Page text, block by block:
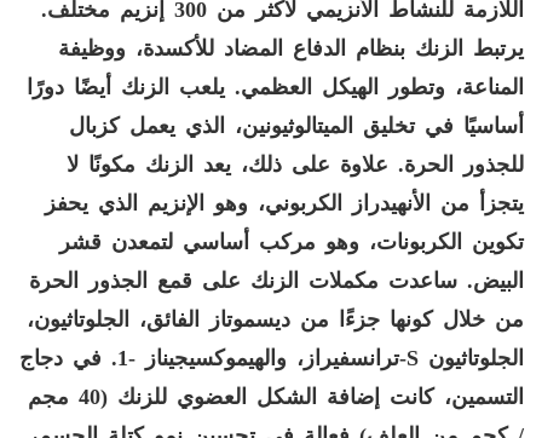
اللازمة للنشاط الأنزيمي لأكثر من 300 إنزيم مختلف.
يرتبط الزنك بنظام الدفاع المضاد للأكسدة، ووظيفة
المناعة، وتطور الهيكل العظمي. يلعب الزنك أيضًا دورًا
أساسيًا في تخليق الميتالوثيونين، الذي يعمل كزبال
للجذور الحرة. علاوة على ذلك، يعد الزنك مكونًا لا
يتجزأ من الأنهيدراز الكربوني، وهو الإنزيم الذي يحفز
تكوين الكربونات، وهو مركب أساسي لتمعدن قشر
البيض. ساعدت مكملات الزنك على قمع الجذور الحرة
من خلال كونها جزءًا من ديسموتاز الفائق، الجلوتاثيون،
الجلوتاثيون S
-ترانسفيراز، والهيموكسيجيناز -1. في دجاج
التسمين، كانت إضافة الشكل العضوي للزنك (40 مجم